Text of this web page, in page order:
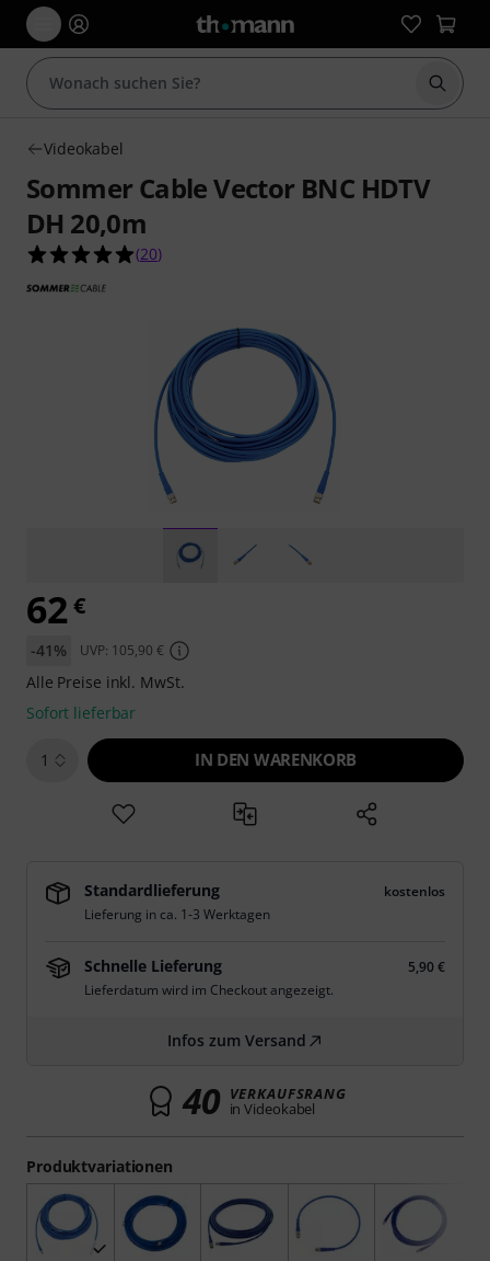
Suche
Videokabel
Sommer Cable Vector BNC HDTV
DH 20,0m
5.0 von 5 Sternen aus 20 Kundenbewertungen
(20)
Produktvariationen
62€
-41% UVP: 105,90 €
Alle Preise inkl. MwSt.
Sofort lieferbar
1 IN DEN WARENKORB
Standardlieferung
kostenlos
Lieferung in ca. 1-3 Werktagen
Schnelle Lieferung
5,90 €
Lieferdatum wird im Checkout angezeigt.
Infos zum Versand
40 VERKAUFSRANG
in Videokabel